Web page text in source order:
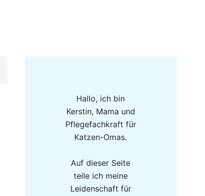
Hallo, ich bin
Kerstin, Mama und
Pflegefachkraft für
Katzen-Omas.
Auf dieser Seite
teile ich meine
Leidenschaft für